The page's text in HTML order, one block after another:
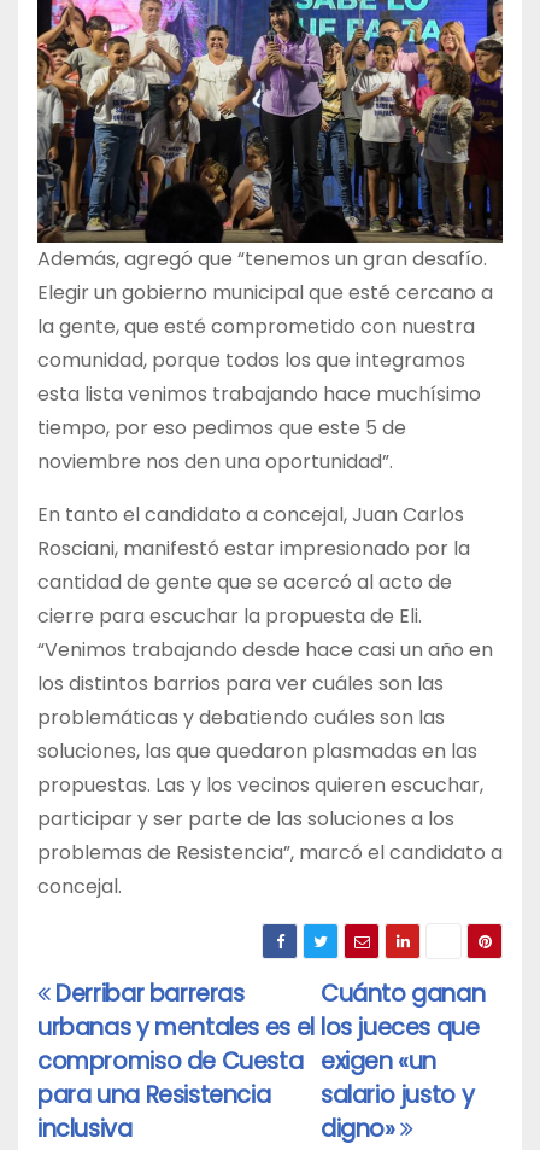
Además, agregó que “tenemos un gran desafío.
Elegir un gobierno municipal que esté cercano a
la gente, que esté comprometido con nuestra
comunidad, porque todos los que integramos
esta lista venimos trabajando hace muchísimo
tiempo, por eso pedimos que este 5 de
noviembre nos den una oportunidad”.
En tanto el candidato a concejal, Juan Carlos
Rosciani, manifestó estar impresionado por la
cantidad de gente que se acercó al acto de
cierre para escuchar la propuesta de Eli.
“Venimos trabajando desde hace casi un año en
los distintos barrios para ver cuáles son las
problemáticas y debatiendo cuáles son las
soluciones, las que quedaron plasmadas en las
propuestas. Las y los vecinos quieren escuchar,
participar y ser parte de las soluciones a los
problemas de Resistencia”, marcó el candidato a
concejal.
Navegación
de
entradas
Cuánto ganan
los jueces que
exigen «un
salario justo y
digno»
Derribar barreras
urbanas y mentales es el
compromiso de Cuesta
para una Resistencia
inclusiva